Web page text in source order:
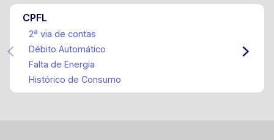
CPFL
2ª via de contas
Débito Automático
Falta de Energia
Histórico de Consumo